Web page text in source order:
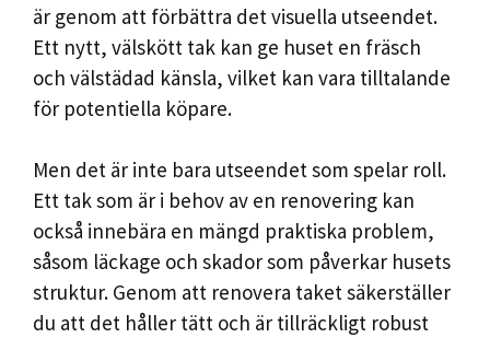
är genom att förbättra det visuella utseendet.
Ett nytt, välskött tak kan ge huset en fräsch
och välstädad känsla, vilket kan vara tilltalande
för potentiella köpare.
Men det är inte bara utseendet som spelar roll.
Ett tak som är i behov av en renovering kan
också innebära en mängd praktiska problem,
såsom läckage och skador som påverkar husets
struktur. Genom att renovera taket säkerställer
du att det håller tätt och är tillräckligt robust